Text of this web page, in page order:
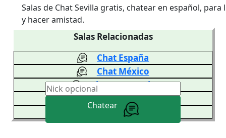
Salas Relacionadas
Chat España
Chat México
Chat Venezuela
Chat Colombia
Chat Argentina
Salas de Chat Sevilla gratis, chatear en español, para
y hacer amistad.
Chatear